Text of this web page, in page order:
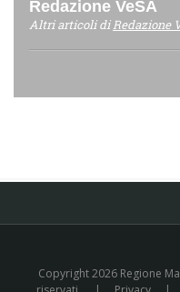
Redazione VeSA
Altri articoli diRedazione
Copyright 2026 Regione